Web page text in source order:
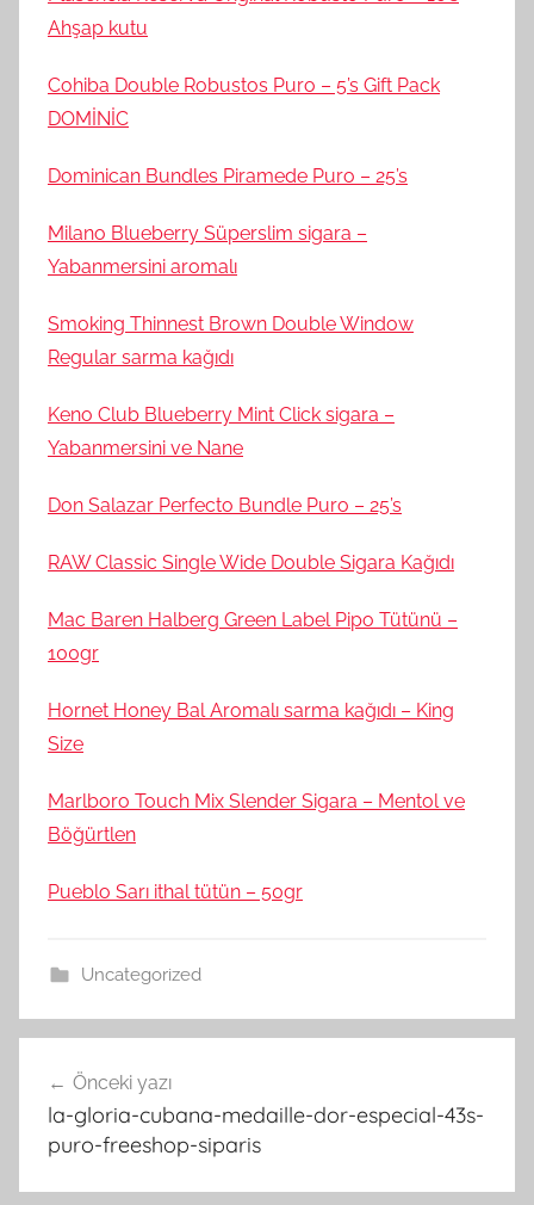
Ahşap kutu
Cohiba Double Robustos Puro – 5’s Gift Pack
DOMİNİC
Dominican Bundles Piramede Puro – 25’s
Milano Blueberry Süperslim sigara –
Yabanmersini aromalı
Smoking Thinnest Brown Double Window
Regular sarma kağıdı
Keno Club Blueberry Mint Click sigara –
Yabanmersini ve Nane
Don Salazar Perfecto Bundle Puro – 25’s
RAW Classic Single Wide Double Sigara Kağıdı
Mac Baren Halberg Green Label Pipo Tütünü –
100gr
Hornet Honey Bal Aromalı sarma kağıdı – King
Size
Marlboro Touch Mix Slender Sigara – Mentol ve
Böğürtlen
Pueblo Sarı ithal tütün – 50gr
Uncategorized
gezinmesi
Önceki yazı
la-gloria-cubana-medaille-dor-especial-43s-
puro-freeshop-siparis